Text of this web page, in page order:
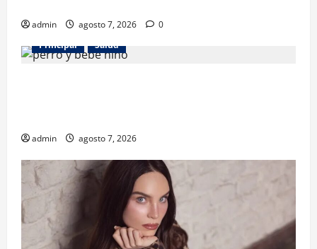
admin agosto 7, 2026
0
Principal
Salud
admin agosto 7, 2026